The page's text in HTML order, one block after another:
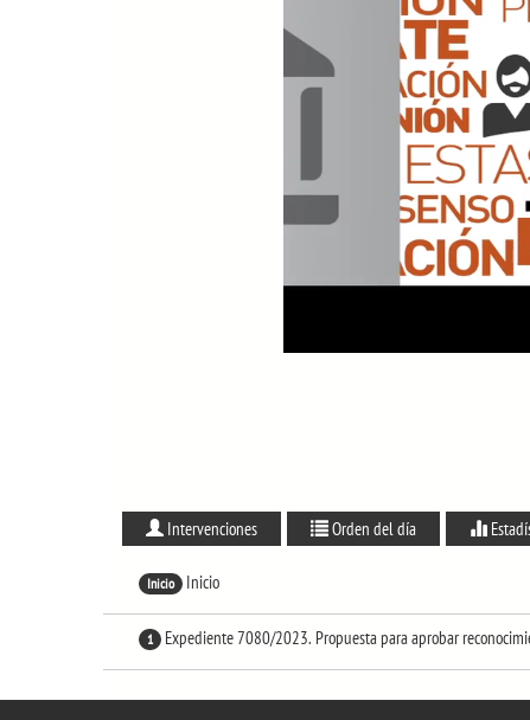
Intervenciones Orden del día
Inicio Inicio
1 Expediente 7080/2023. Propuesta para aprobar